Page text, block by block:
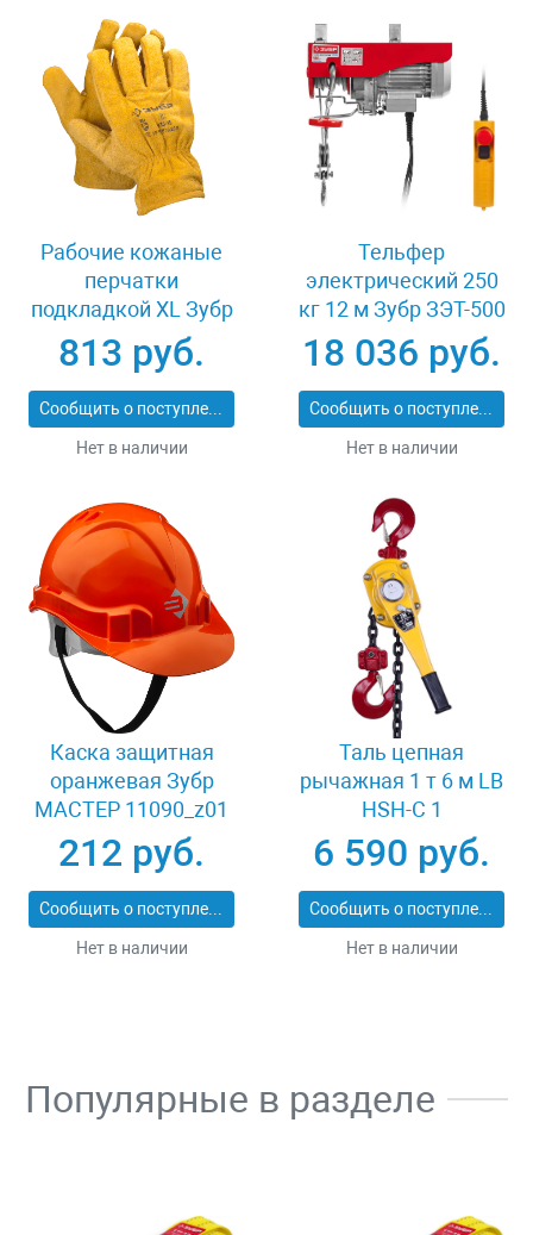
Рабочие кожаные
перчатки
подкладкой XL Зубр
МАСТЕР 1135-XL
813 руб.
Сообщить о поступлении
Нет в наличии
Тельфер
электрический 250
кг 12 м Зубр ЗЭТ-500
18 036 руб.
Сообщить о поступлении
Нет в наличии
Каска защитная
оранжевая Зубр
МАСТЕР 11090_z01
212 руб.
Сообщить о поступлении
Нет в наличии
Таль цепная
рычажная 1 т 6 м LB
HSH-C 1
6 590 руб.
Сообщить о поступлении
Нет в наличии
Популярные в разделе